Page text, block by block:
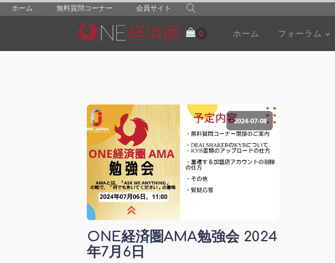
ホーム 無料質問コーナー 会員サイト
ホーム フォーラム
2024-07-08
ONE経済圏AMA勉強会 2024
年7月6日